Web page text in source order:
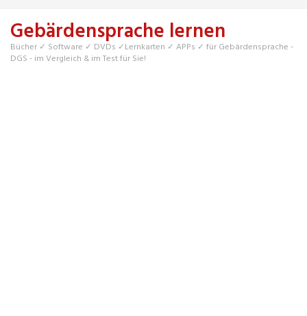
main
content
Gebärdensprache lernen
Bücher ✓ Software ✓ DVDs ✓Lernkarten ✓ APPs ✓ für Gebärdensprache -
DGS - im Vergleich & im Test für Sie!